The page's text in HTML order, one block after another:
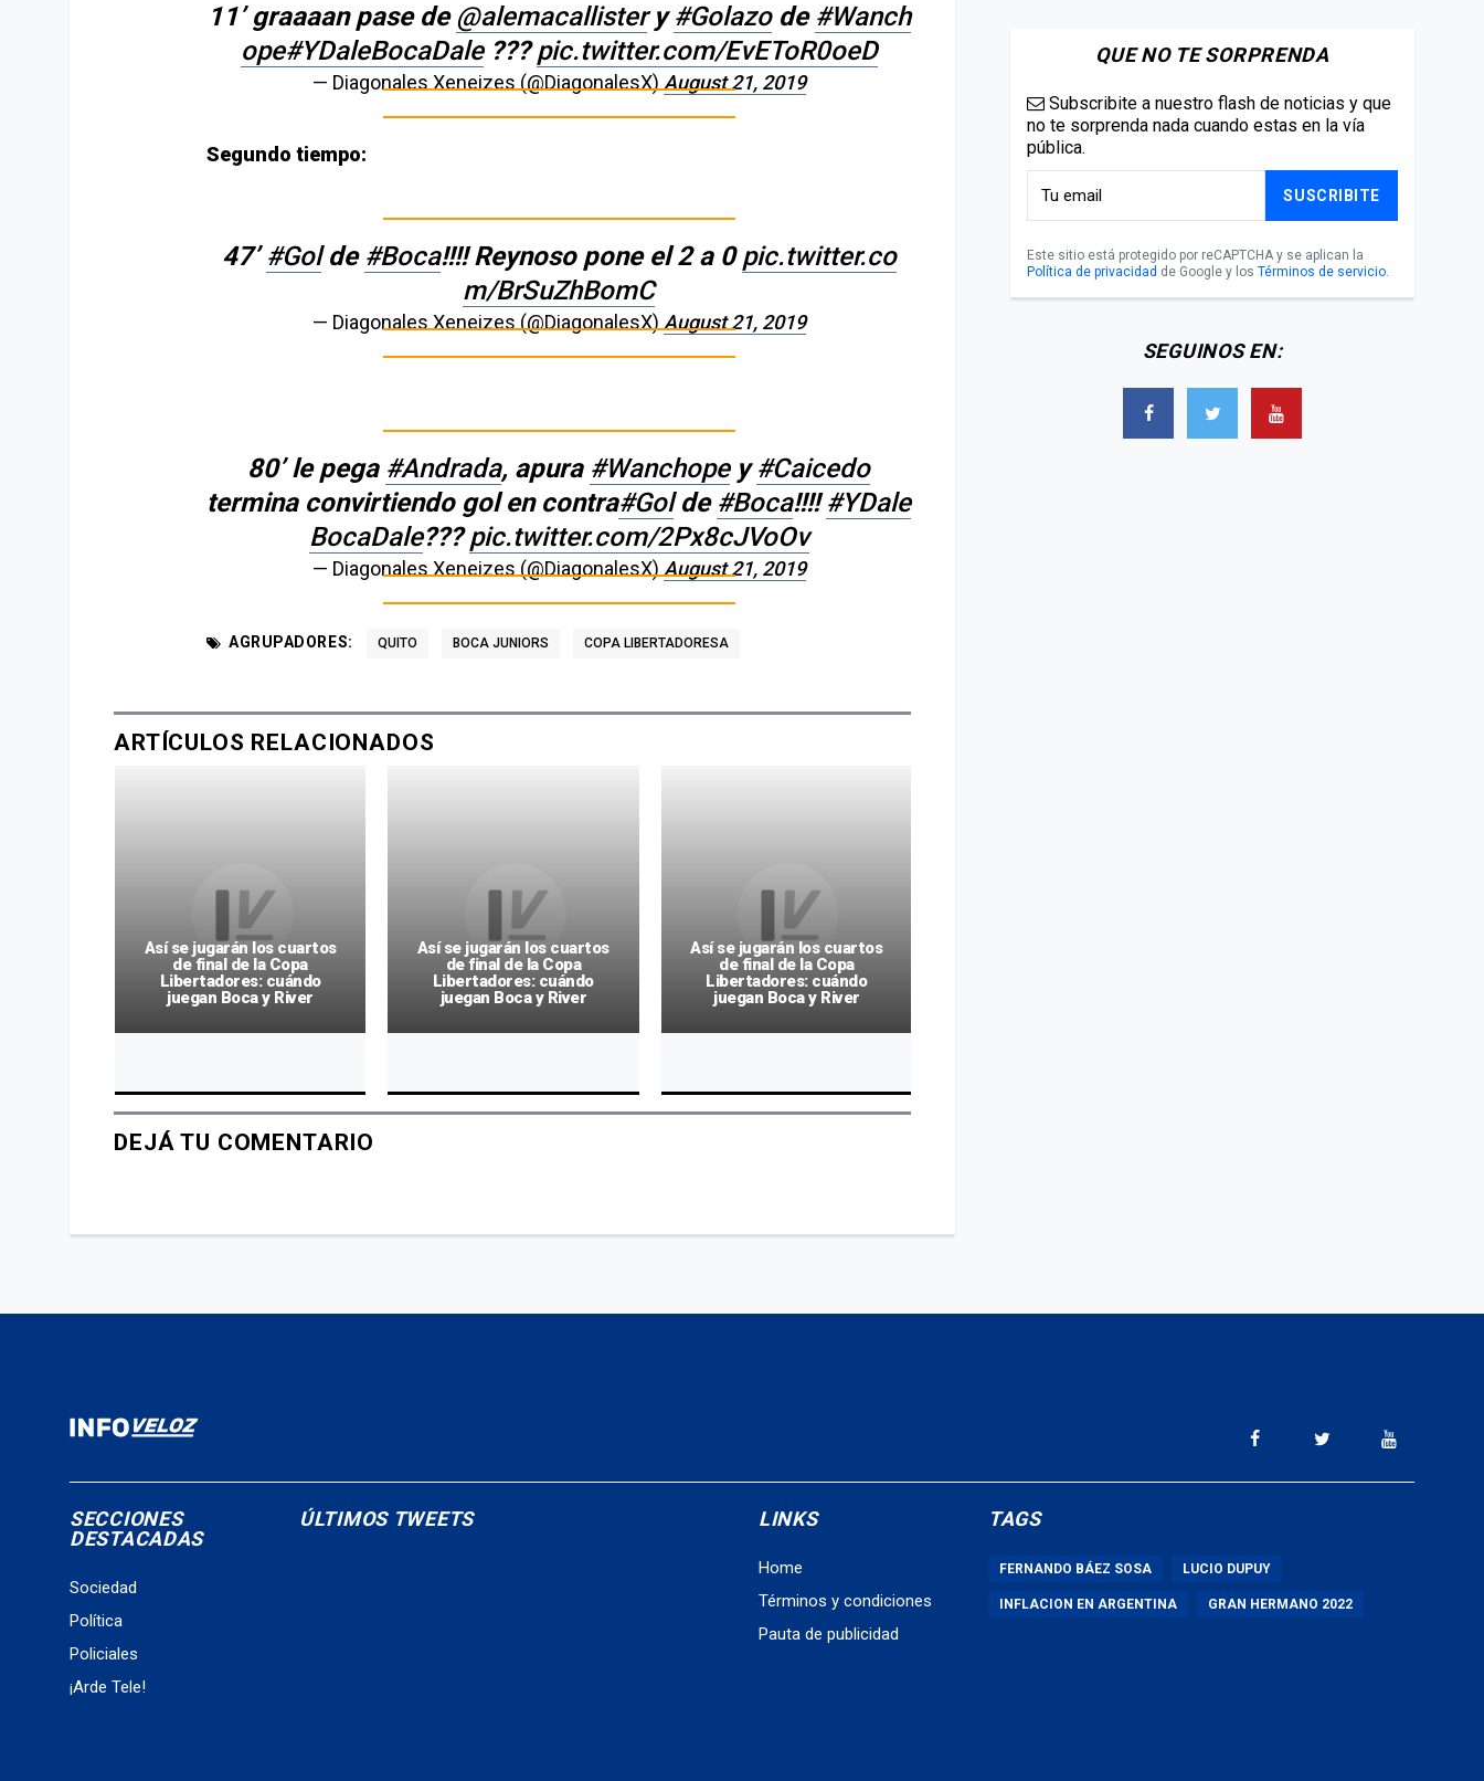
11’ graaaan pase de@alemacallistery#Golazode #Wanch
ope#YDaleBocaDale???pic.twitter.com/EvEToR0oeD
— Diagonales Xeneizes (@DiagonalesX) August 21, 2019
Segundo tiempo:
47’#Golde #Boca!!!! Reynoso pone el 2 a 0pic.twitter.co
m/BrSuZhBomC
— Diagonales Xeneizes (@DiagonalesX) August 21, 2019
80’ le pega #Andrada, apura #Wanchopey#Caicedo
termina convirtiendo gol en contra#Golde #Boca!!!!#YDale
BocaDale???pic.twitter.com/2Px8cJVoOv
— Diagonales Xeneizes (@DiagonalesX) August 21, 2019
AGRUPADORES: QUITO BOCA JUNIORS COPA LIBERTADORESA
ARTÍCULOS RELACIONADOS
Así se jugarán los cuartos
de final de la Copa
Libertadores: cuándo
juegan Boca y River
Así se jugarán los cuartos
de final de la Copa
Libertadores: cuándo
juegan Boca y River
Así se jugarán los cuartos
de final de la Copa
Libertadores: cuándo
juegan Boca y River
DEJÁ TU COMENTARIO
QUE NO TE SORPRENDA
Subscribite a nuestro flash de noticias y que
no te sorprenda nada cuando estas en la vía
pública.
SUSCRIBITE
Este sitio está protegido por reCAPTCHA y se aplican la
Política de privacidad de Google y los Términos de servicio.
SEGUINOS EN:
SECCIONES
DESTACADAS
Sociedad
Política
Policiales
¡Arde Tele!
ÚLTIMOS TWEETS LINKS
Home
Términos y condiciones
Pauta de publicidad
TAGS
FERNANDO BÁEZ SOSA LUCIO DUPUY
INFLACION EN ARGENTINA GRAN HERMANO 2022